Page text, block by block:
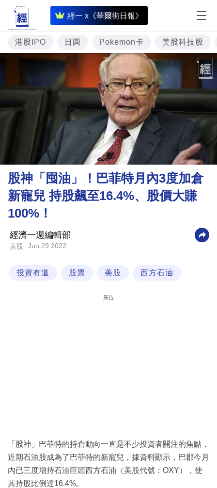
經一 x《華爾街日報》
即
時
財
經
專
題
樓
市
理
財
商
科
技
港股IPO 日圓 Pokemon卡 美股科技股
股神「囤油」！巴菲特月內3度加倉
新寵兒 持股飆至16.4%、股價大賺
100%！
經濟一週編輯部
美股 Jun 29 2022
投資有道 股票 美股 西方石油
廣告
「股神」巴菲特的持倉動向一直是不少投資者關注的焦點，
近期石油股成為了巴菲特的新寵兒，據資料顯示，巴郡今月
內已三度增持石油巨頭西方石油（美股代號：OXY），使
其持股比例達16.4%。